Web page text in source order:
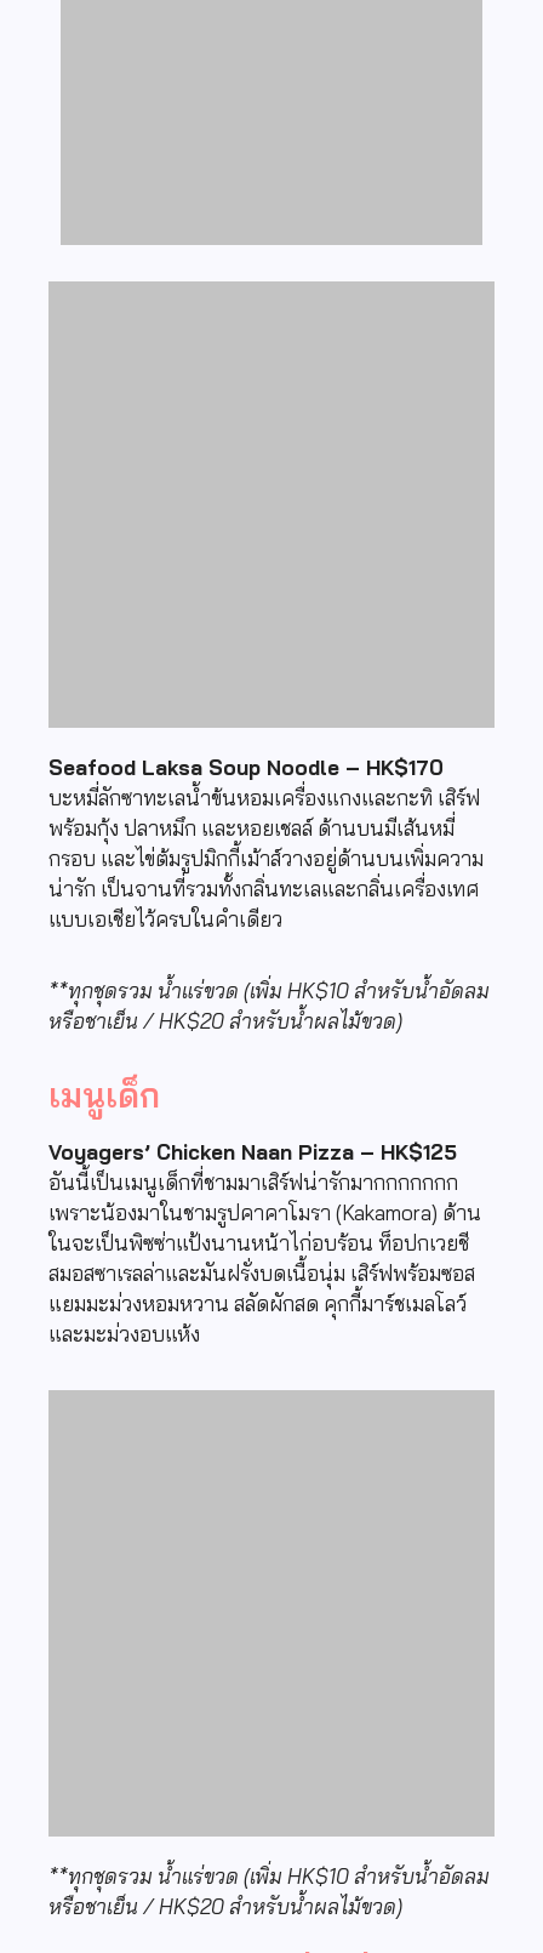
Seafood Laksa Soup Noodle – HK$170
บะหมี่ลักซาทะเลน้ำข้นหอมเครื่องแกงและกะทิ เสิร์ฟ
พร้อมกุ้ง ปลาหมึก และหอยเชลล์ ด้านบนมีเส้นหมี่
กรอบ และไข่ต้มรูปมิกกี้เม้าส์วางอยู่ด้านบนเพิ่มความ
น่ารัก เป็นจานที่รวมทั้งกลิ่นทะเลและกลิ่นเครื่องเทศ
แบบเอเชียไว้ครบในคำเดียว
**ทุกชุดรวม น้ำแร่ขวด (เพิ่ม HK$10 สำหรับน้ำอัดลม
หรือชาเย็น / HK$20 สำหรับน้ำผลไม้ขวด)
เมนูเด็ก
Voyagers’ Chicken Naan Pizza – HK$125
อันนี้เป็นเมนูเด็กที่ชามมาเสิร์ฟน่ารักมากกกกกกก
เพราะน้องมาในชามรูปคาคาโมรา (Kakamora) ด้าน
ในจะเป็นพิซซ่าแป้งนานหน้าไก่อบร้อน ท็อปกเวยชี
สมอสซาเรลล่าและมันฝรั่งบดเนื้อนุ่ม เสิร์ฟพร้อมซอส
แยมมะม่วงหอมหวาน สลัดผักสด คุกกี้มาร์ชเมลโลว์
และมะม่วงอบแห้ง
**ทุกชุดรวม น้ำแร่ขวด (เพิ่ม HK$10 สำหรับน้ำอัดลม
หรือชาเย็น / HK$20 สำหรับน้ำผลไม้ขวด)